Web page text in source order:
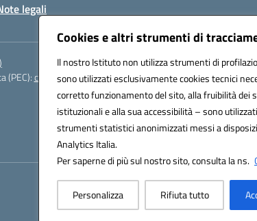
Cookies e altri strumenti di
Il nostro Istituto non utilizza strumenti di
sono utilizzati esclusivamente cookies tecnici
corretto funzionamento del sito, alla fruibilità dei
istituzionali e alla sua accessibilità – sono
strumenti statistici anonimizzati messi a
Analytics Italia.
Per saperne di più sul nostro sito, consulta la ns.
Personalizza Rifiuta tutto
legali
(PEC):czic869004@pec.istruzione.it